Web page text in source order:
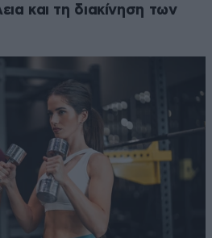
και τη διακίνηση των